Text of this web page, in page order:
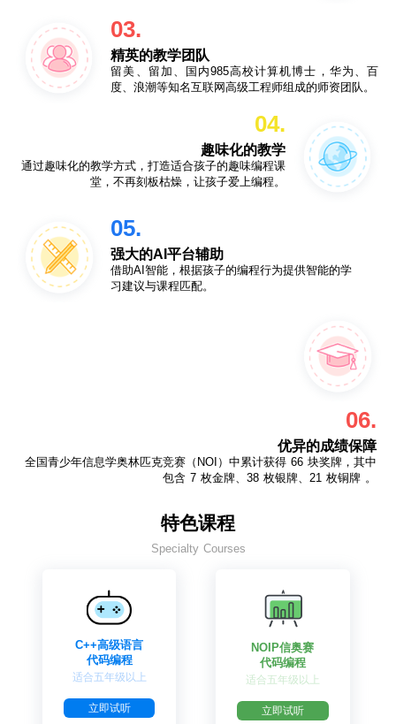
03.
精英的教学团队
留美、留加、国内985高校计算机博士，华为、百
度、浪潮等知名互联网高级工程师组成的师资团队。
04.
趣味化的教学
通过趣味化的教学方式，打造适合孩子的趣味编程课
堂，不再刻板枯燥，让孩子爱上编程。
05.
强大的AI平台辅助
借助AI智能，根据孩子的编程行为提供智能的学
习建议与课程匹配。
06.
优异的成绩保障
全国青少年信息学奥林匹克竞赛（NOI）中累计获得 66 块奖牌，其中
包含 7 枚金牌、38 枚银牌、21 枚铜牌 。
特色课程
Specialty Courses
C++高级语言
代码编程
适合五年级以上
立即试听
NOIP信奥赛
代码编程
适合五年级以上
立即试听